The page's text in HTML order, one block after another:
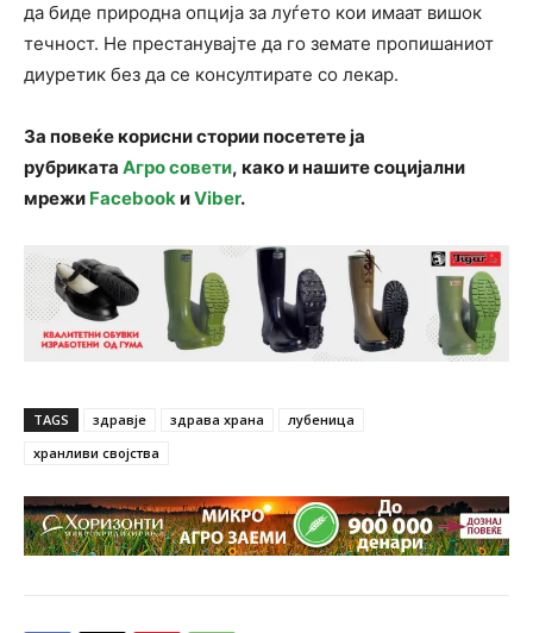
да биде природна опција за луѓето кои имаат вишок
течност. Не престанувајте да го земате пропишаниот
диуретик без да се консултирате со лекар.
За повеќе корисни стории посетете ја
рубриката Агро совети, како и нашите социјални
мрежи FacebookиViber.
TAGS здравје здрава храна
лубеница
хранливи својства